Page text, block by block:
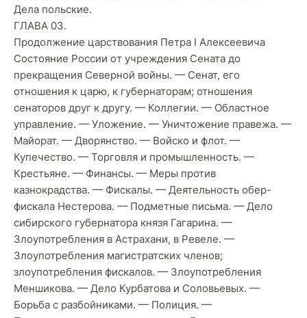
Дела польские.
ГЛАВА 03.
Продолжение царствования Петра I Алексеевича
Состояние России oт учреждения Сената до
прекращения Северной войны. — Сенат, его
отношения к царю, к губернаторам; отношения
сенаторов друг к другу. — Коллегии. — Областное
управление. — Уложение. — Уничтожение правежа. —
Майорат. — Дворянство. — Войско и флот. —
Купечество. — Торговля и промышленность. —
Крестьяне. — Финансы. — Меры против
казнокрадства. — Фискалы. — Деятельность обер-
фискала Нестерова. — Подметные письма. — Дело
сибирского губернатора князя Гагарина. —
Злоупотребления в Астрахани, в Ревеле. —
Злоупотребления магистратских членов;
злоупотребления фискалов. — Злоупотребления
Меншикова. — Дело Курбатова и Соловьевых. —
Борьба с разбойниками. — Полиция. —